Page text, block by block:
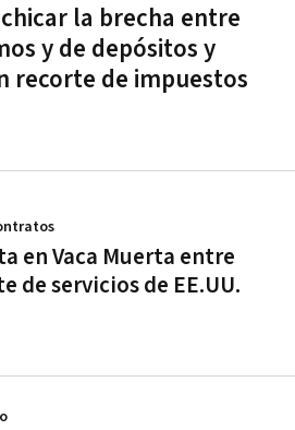
la brecha entre
y de depósitos y
recorte de impuestos
en Vaca Muerta entre
de servicios de EE.UU.